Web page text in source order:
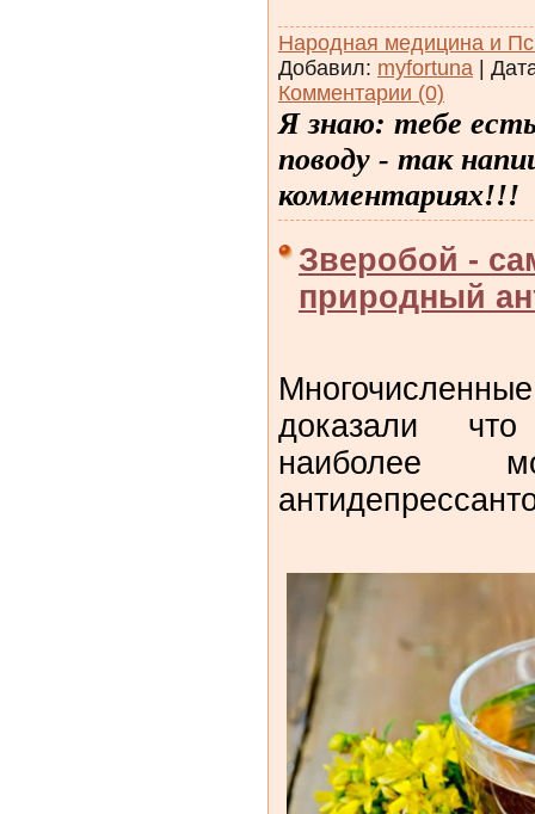
Народная медицина и
Добавил: myfortuna |
Комментарии (0)
Я знаю: тебе
поводу - так
комментариях!!!
Зверобой -
природный
доказали
наиболее